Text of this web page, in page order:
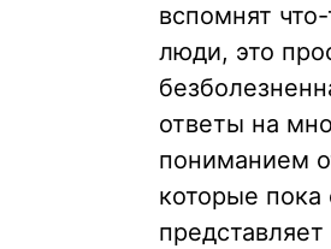
вспомнят
люди, это
ответы на
пониманием
которые пока